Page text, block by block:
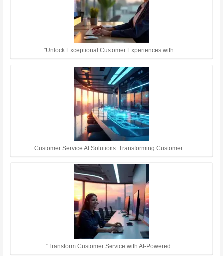
"Unlock Exceptional Customer Experiences with…
Customer Service AI Solutions: Transforming Customer…
"Transform Customer Service with AI-Powered…